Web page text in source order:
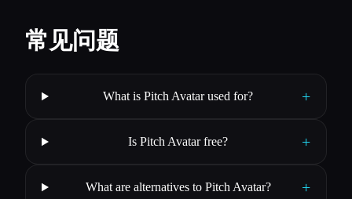
常见问题
What is Pitch Avatar used for? +
Is Pitch Avatar free? +
What are alternatives to Pitch Avatar? +